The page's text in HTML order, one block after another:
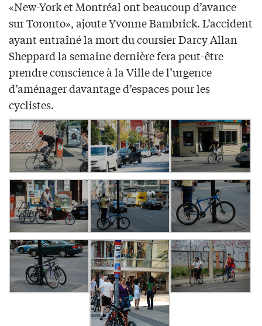
«New-York et Montréal ont beaucoup d’avance
sur Toronto», ajoute Yvonne Bambrick. L’accident
ayant entraîné la mort du coursier Darcy Allan
Sheppard la semaine dernière fera peut-être
prendre conscience à la Ville de l’urgence
d’aménager davantage d’espaces pour les
cyclistes.